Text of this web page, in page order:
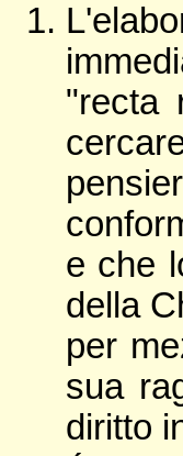
"recta
e che
della
per
sua
diritto